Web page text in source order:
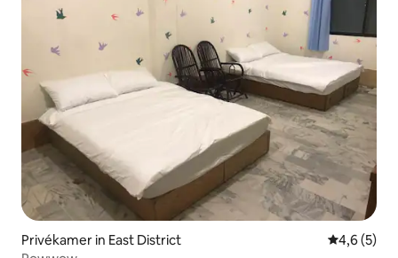
Privékamer in East District
4,6 (5)